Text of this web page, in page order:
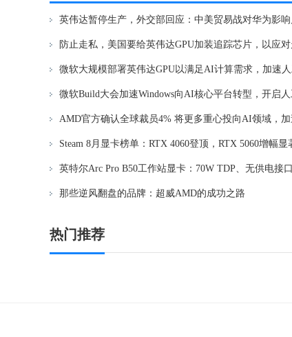
那些逆风翻盘的品牌：超威AMD的成功之路
热门推荐